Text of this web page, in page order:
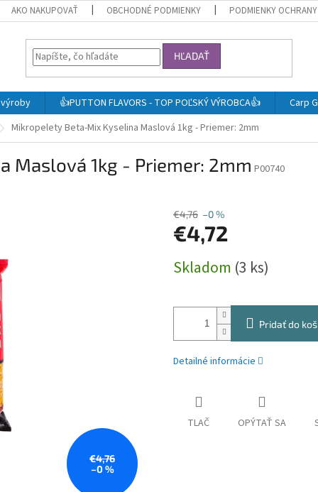
AKO NAKUPOVAŤ OBCHODNÉ PODMIENKY PODMIENKY
HĽADAŤ
👍PUTTON FLAVORS - TOP POĽSKÝ VÝROBCA👍
Carp
Mikropelety Beta-Mix Kyselina Maslová 1kg - Priemer: 2mm
Maslová 1kg - Priemer: 2mm P00740
€4,76
–0 %
€4,76 –0 %
€4,72
cena:
Skladom (3 ks)
Pridať do
Detailné informácie
TLAČ OPÝTAŤ SA